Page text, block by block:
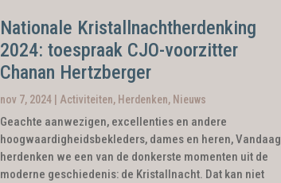
Nationale Kristallnachtherdenking
2024: toespraak CJO-voorzitter
Chanan Hertzberger
nov 7, 2024 Activiteiten, Herdenken, Nieuws
Geachte aanwezigen, excellenties en andere
hoogwaardigheidsbekleders, dames en heren, Vandaag
herdenken we een van de donkerste momenten uit de
moderne geschiedenis: de Kristallnacht. Dat kan niet